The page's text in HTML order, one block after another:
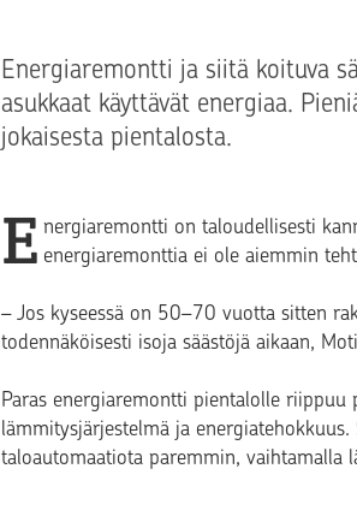
Energiaremontti ja siitä koituva
asukkaat käyttävät energiaa.
jokaisesta pientalosta.
E nergiaremontti on taloudellisesti
energiaremonttia ei ole aiemmin
– Jos kyseessä on 50–70 vuotta sitten
todennäköisesti isoja säästöjä aikaan,
Paras energiaremontti pientalolle
lämmitysjärjestelmä ja
taloautomaatiota paremmin, vaihtamalla